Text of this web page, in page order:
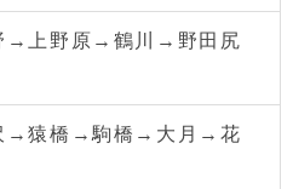
→上野原→鶴川→野田尻
→猿橋→駒橋→大月→花